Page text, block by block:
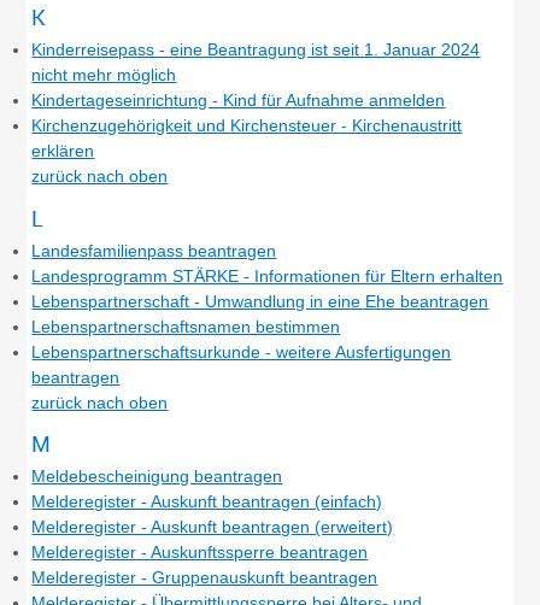
K
Kinderreisepass - eine Beantragung ist seit 1. Januar 2024
nicht mehr möglich
Kindertageseinrichtung - Kind für Aufnahme anmelden
Kirchenzugehörigkeit und Kirchensteuer - Kirchenaustritt
erklären
zurück nach oben
L
Landesfamilienpass beantragen
Landesprogramm STÄRKE - Informationen für Eltern erhalten
Lebenspartnerschaft - Umwandlung in eine Ehe beantragen
Lebenspartnerschaftsnamen bestimmen
Lebenspartnerschaftsurkunde - weitere Ausfertigungen
beantragen
zurück nach oben
M
Meldebescheinigung beantragen
Melderegister - Auskunft beantragen (einfach)
Melderegister - Auskunft beantragen (erweitert)
Melderegister - Auskunftssperre beantragen
Melderegister - Gruppenauskunft beantragen